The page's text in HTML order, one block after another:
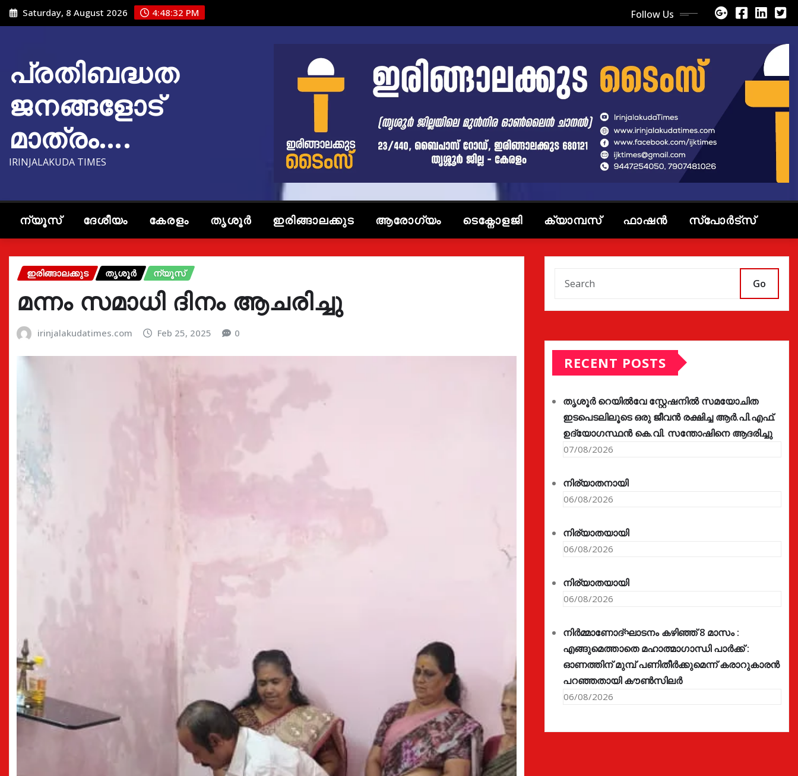
Skip
to
Saturday, 8 August 2026 4:48:34 PM Follow Us
പ്രതിബദ്ധത
ജനങ്ങളോട്
മാത്രം….
IRINJALAKUDA TIMES
ന്യൂസ് ദേശീയം കേരളം തൃശൂർ ഇരിങ്ങാലക്കുട ആരോഗ്യം ടെക്നോളജി ക്യാമ്പസ് ഫാഷൻ സ്പോർട്സ്
ഇരിങ്ങാലക്കുട തൃശൂർ ന്യൂസ്
മന്നം സമാധി ദിനം ആചരിച്ചു
irinjalakudatimes.com Feb 25, 2025 0
Go
RECENT POSTS
തൃശൂർ റെയിൽവേ സ്റ്റേഷനിൽ സമയോചിത
ഇടപെടലിലൂടെ ഒരു ജീവൻ രക്ഷിച്ച ആർ.പി.എഫ്.
ഉദ്യോഗസ്ഥൻ കെ.വി. സന്തോഷിനെ ആദരിച്ചു
07/08/2026
നിര്യാതനായി
06/08/2026
നിര്യാതയായി
06/08/2026
നിര്യാതയായി
06/08/2026
നിർമ്മാണോദ്ഘാടനം കഴിഞ്ഞ് 8 മാസം :
എങ്ങുമെത്താതെ മഹാത്മാഗാന്ധി പാർക്ക് :
ഓണത്തിന് മുമ്പ് പണിതീർക്കുമെന്ന് കരാറുകാരൻ
പറഞ്ഞതായി കൗൺസിലർ
06/08/2026